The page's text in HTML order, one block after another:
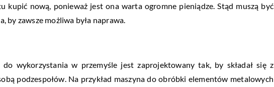
kupić nową, ponieważ jest ona warta ogromne pieniądze. Stąd muszą być
by zawsze możliwa była naprawa.
do wykorzystania w przemyśle jest zaprojektowany tak, by składał się z
podzespołów. Na przykład maszyna do obróbki elementów metalowych